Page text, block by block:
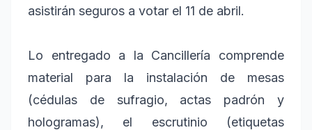
asistirán seguros a votar el 11 de abril.
Lo entregado a la Cancillería comprende
material para la instalación de mesas
(cédulas de sufragio, actas padrón y
hologramas), el escrutinio (etiquetas